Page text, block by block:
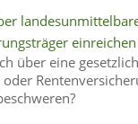
über eine